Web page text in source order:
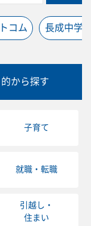
コム 長成中学
から探す
子育て
就職・転職
引越し・
住まい